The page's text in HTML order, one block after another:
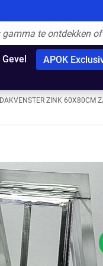
Gevel APOK
DAKVENSTER ZINK 60X80CM